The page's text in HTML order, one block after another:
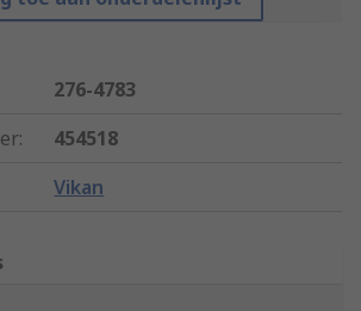
276-4783
:
454518
Vikan